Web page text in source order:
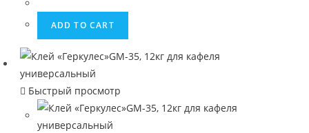
ADD TO CART
Быстрый просмотр